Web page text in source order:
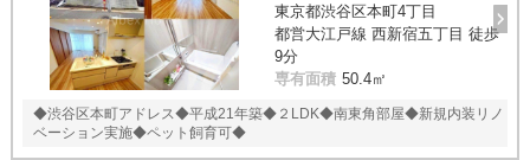
東京都渋谷区本町4丁目
都営大江戸線 西新宿五丁目 徒歩
9分
専有面積 50.4㎡
◆渋谷区本町アドレス◆平成21年築◆２LDK◆南東角部屋◆新規内装リノ
ベーション実施◆ペット飼育可◆